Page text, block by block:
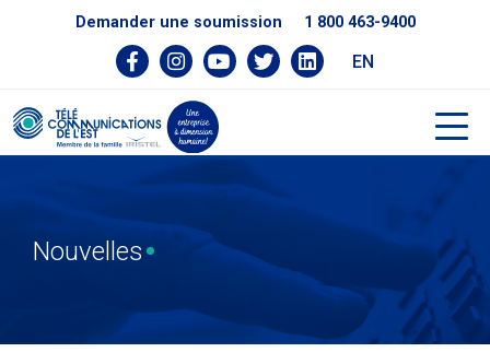
Demander une soumission 1 800 463-9400
EN
Nouvelles